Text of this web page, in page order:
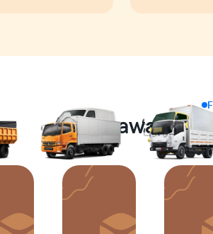
Siap bawa